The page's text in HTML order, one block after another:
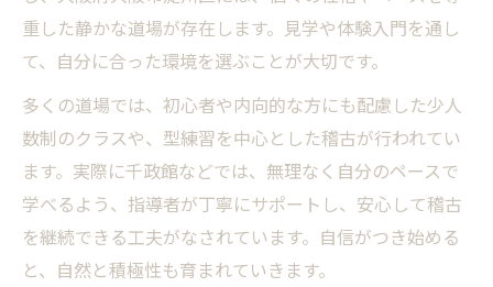
大阪で空手の内向的技を学ぶ意義とは
地域の道場で感じる空手内向的技の奥深さ
静かな環境で空手型を極める学びの魅力
大阪の空手道場で内向的技を伸ばす方法
空手道場選びで大切にしたいポイント
自分に合う空手道場を選ぶための基準
空手型重視の道場選びで注目すべき点
重した静かな道場が存在します。見学や体験入門を通し
て、自分に合った環境を選ぶことが大切です。
多くの道場では、初心者や内向的な方にも配慮した少人
数制のクラスや、型練習を中心とした稽古が行われてい
ます。実際に千政館などでは、無理なく自分のペースで
学べるよう、指導者が丁寧にサポートし、安心して稽古
を継続できる工夫がなされています。自信がつき始める
と、自然と積極性も育まれていきます。